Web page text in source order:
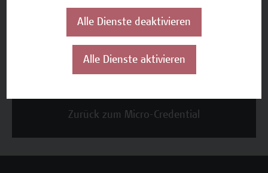
Beschreibung
Termine und Anmeldung
Zurück zum Micro-Credential
Alle Dienste deaktivieren
Alle Dienste aktivieren